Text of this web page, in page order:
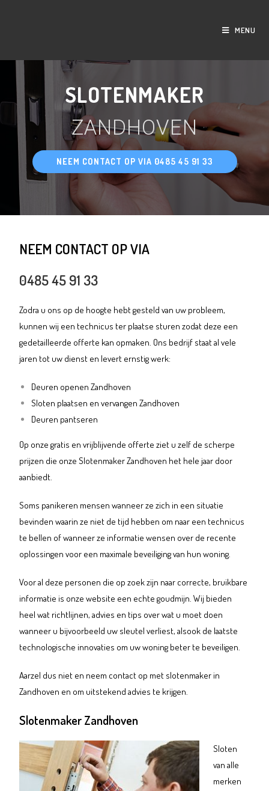
MENU
SLOTENMAKER
ZANDHOVEN
NEEM CONTACT OP VIA 0485 45 91 33
NEEM CONTACT OP VIA
0485 45 91 33
Zodra u ons op de hoogte hebt gesteld van uw probleem,
kunnen wij een technicus ter plaatse sturen zodat deze een
gedetailleerde offerte kan opmaken. Ons bedrijf staat al vele
jaren tot uw dienst en levert ernstig werk:
Deuren openen Zandhoven
Sloten plaatsen en vervangen Zandhoven
Deuren pantseren
Op onze gratis en vrijblijvende offerte ziet u zelf de scherpe
prijzen die onze Slotenmaker Zandhoven het hele jaar door
aanbiedt.
Soms panikeren mensen wanneer ze zich in een situatie
bevinden waarin ze niet de tijd hebben om naar een technicus
te bellen of wanneer ze informatie wensen over de recente
oplossingen voor een maximale beveiliging van hun woning.
Voor al deze personen die op zoek zijn naar correcte, bruikbare
informatie is onze website een echte goudmijn. Wij bieden
heel wat richtlijnen, advies en tips over wat u moet doen
wanneer u bijvoorbeeld uw sleutel verliest, alsook de laatste
technologische innovaties om uw woning beter te beveiligen.
Aarzel dus niet en neem contact op met slotenmaker in
Zandhoven en om uitstekend advies te krijgen.
Slotenmaker Zandhoven
Sloten
van alle
merken